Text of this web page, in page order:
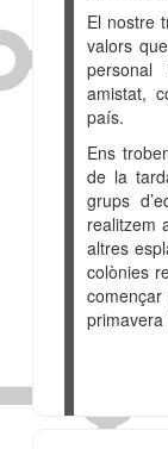
El nostre
valors
amistat,
país.
Ens
de la
grups
realitzem
altres
colònies
primavera